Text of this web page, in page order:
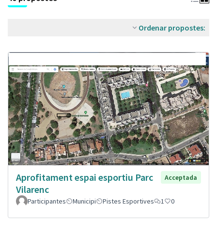
Ordenar propostes:
Aprofitament espai esportiu Parc
Vilarenc
Acceptada
Participantes Municipi Pistes Esportives 1 0